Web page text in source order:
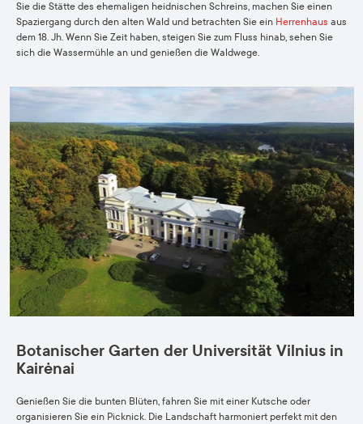
Sie die Stätte des ehemaligen heidnischen Schreins, machen Sie einen
Spaziergang durch den alten Wald und betrachten Sie ein Herrenhaus aus
dem 18. Jh. Wenn Sie Zeit haben, steigen Sie zum Fluss hinab, sehen Sie
sich die Wassermühle an und genießen die Waldwege.
Botanischer Garten der Universität Vilnius in
Kairėnai
Genießen Sie die bunten Blüten, fahren Sie mit einer Kutsche oder
organisieren Sie ein Picknick. Die Landschaft harmoniert perfekt mit den